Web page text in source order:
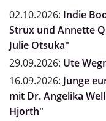
02.10.2026: Indie
Strux und Annette
Julie Otsuka"
29.09.2026: Ute
16.09.2026: Junge
mit Dr. Angelika
Hjorth"